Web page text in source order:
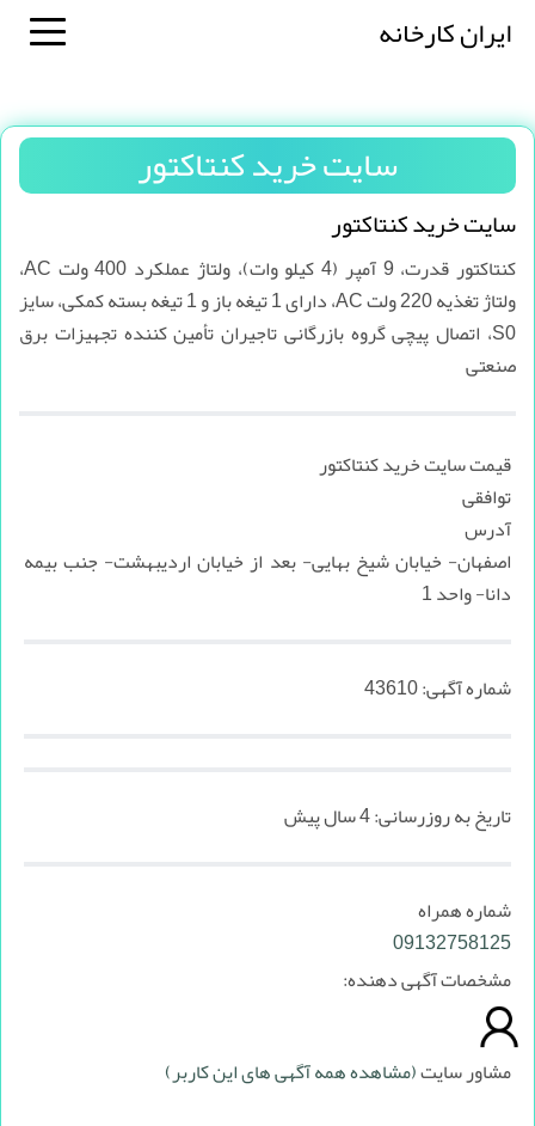
ایران کارخانه
سایت خرید کنتاکتور
سایت خرید کنتاکتور
کنتاکتور قدرت، 9 آمپر (4 کیلو وات)، ولتاژ عملکرد 400 ولت AC،
ولتاژ تغذیه 220 ولت AC، دارای 1 تیغه باز و 1 تیغه بسته کمکی، سایز
S0، اتصال پیچی گروه بازرگانی تاجیران تأمین کننده تجهیزات برق
صنعتی
قیمت سایت خرید کنتاکتور
توافقی
آدرس
اصفهان- خیابان شیخ بهایی- بعد از خیابان اردیبهشت- جنب بیمه
دانا- واحد 1
شماره آگهی:43610
تاریخ به روزرسانی:4 سال پیش
شماره همراه
09132758125
مشخصات آگهی دهنده:
مشاور سایت(مشاهده همه آگهی های این کاربر)